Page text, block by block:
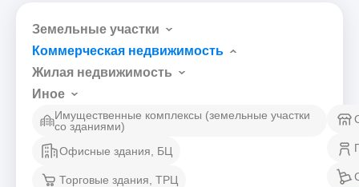
Земельные участки
Коммерческая недвижимость
Жилая недвижимость
Иное
Имущественные комплексы (земельные участки
со зданиями)
Офисные здания, БЦ
Торговые здания, ТРЦ